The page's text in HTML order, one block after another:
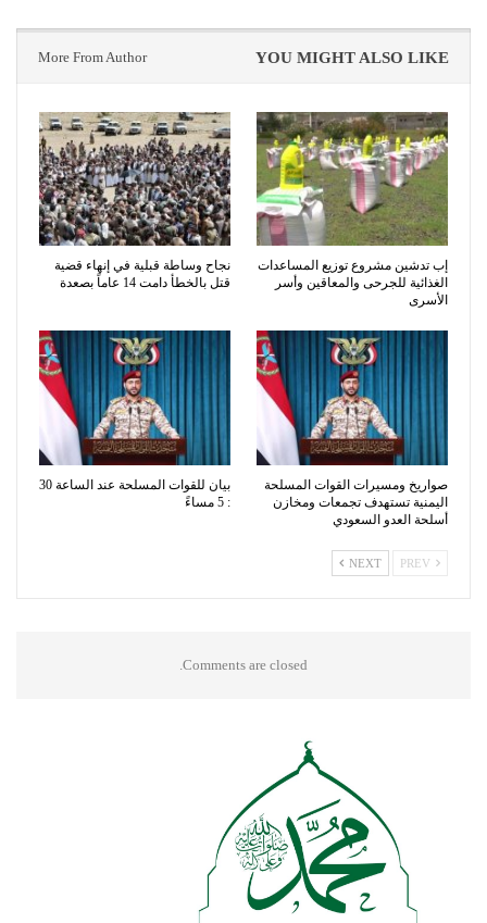
YOU MIGHT ALSO LIKE
More From Author
إب تدشين مشروع توزيع المساعدات
الغذائية للجرحى والمعاقين وأسر
الأسرى
نجاح وساطة قبلية في إنهاء قضية
قتل بالخطأ دامت 14 عاماً بصعدة
صواريخ ومسيرات القوات المسلحة
اليمنية تستهدف تجمعات ومخازن
أسلحة العدو السعودي
بيان للقوات المسلحة عند الساعة 30
: 5 مساءً
NEXT
Comments are closed.